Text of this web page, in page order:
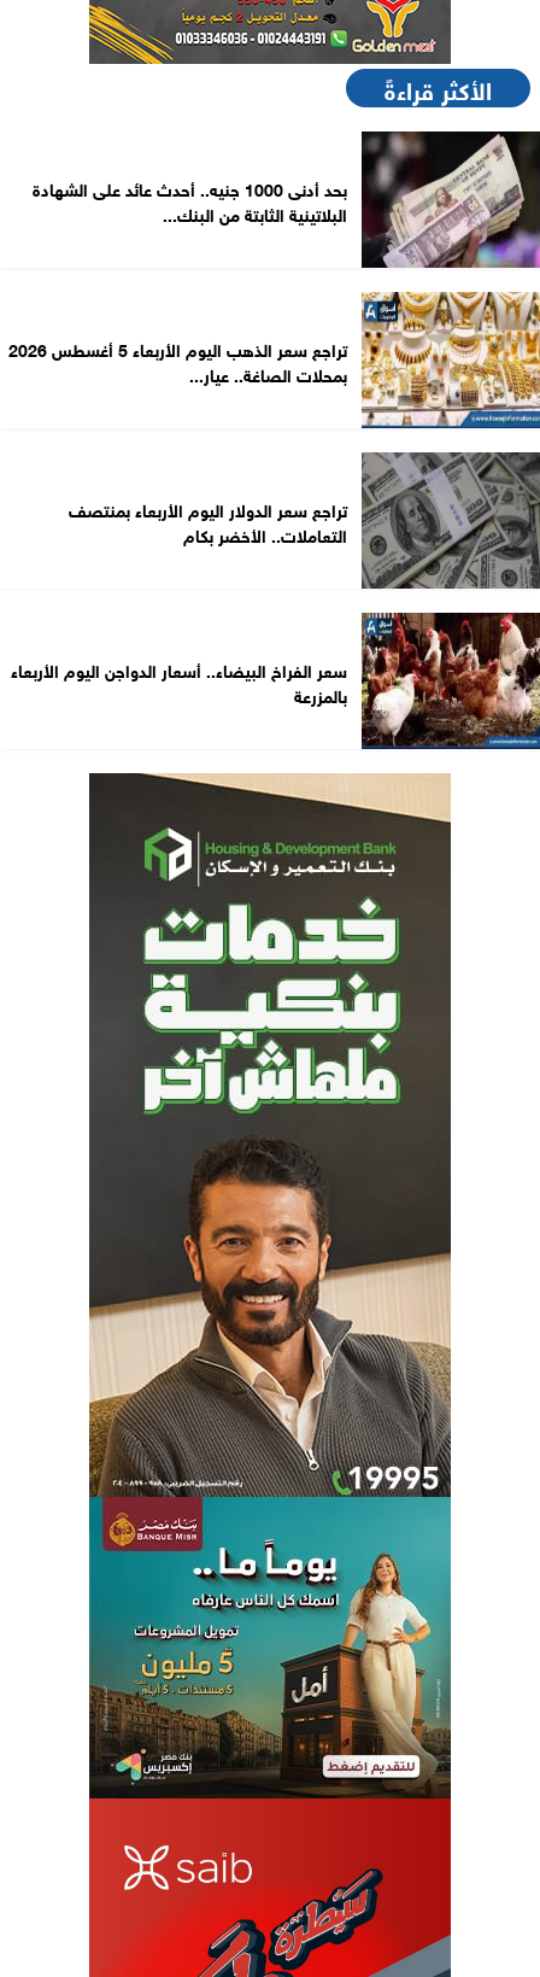
الأكثر قراءةً
بحد أدنى 1000 جنيه.. أحدث عائد على الشهادة
البلاتينية الثابتة من البنك...
تراجع سعر الذهب اليوم الأربعاء 5 أغسطس 2026
بمحلات الصاغة.. عيار...
تراجع سعر الدولار اليوم الأربعاء بمنتصف
التعاملات.. الأخضر بكام
سعر الفراخ البيضاء.. أسعار الدواجن اليوم الأربعاء
بالمزرعة